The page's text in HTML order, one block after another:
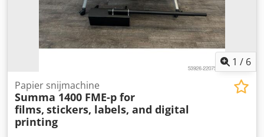
1 / 6
Papier snijmachine
Summa 1400 FME-p for
films, stickers, labels, and digital
printing